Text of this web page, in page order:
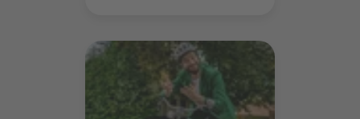
Mehr erfahren